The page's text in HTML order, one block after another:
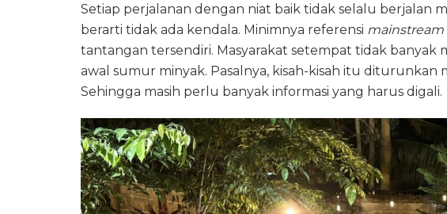
Setiap perjalanan dengan niat baik tidak selalu berjalan
berarti tidak ada kendala. Minimnya referensi mainstream
tantangan tersendiri. Masyarakat setempat tidak banyak
awal sumur minyak. Pasalnya, kisah-kisah itu diturunkan
Sehingga masih perlu banyak informasi yang harus digali.